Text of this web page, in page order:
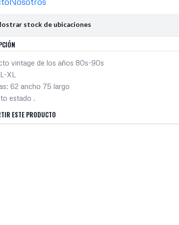
stock de ubicaciones
vintage de los años 80s-90s
XL
62 ancho 75 largo
estado .
ESTE PRODUCTO